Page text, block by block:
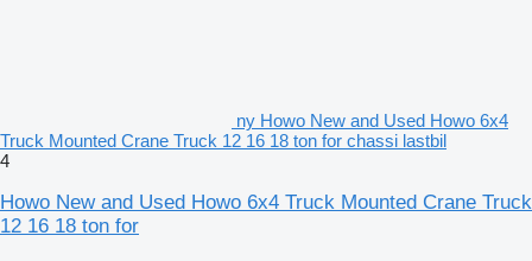
ny Howo New and Used Howo 6x4
Truck Mounted Crane Truck 12 16 18 ton for chassi lastbil
4
Howo New and Used Howo 6x4 Truck Mounted Crane Truck
12 16 18 ton for